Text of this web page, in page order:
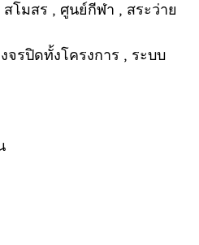
โมสร , ศูนย์กีฬา , สระว่าย
รปิดทั้งโครงการ , ระบบ